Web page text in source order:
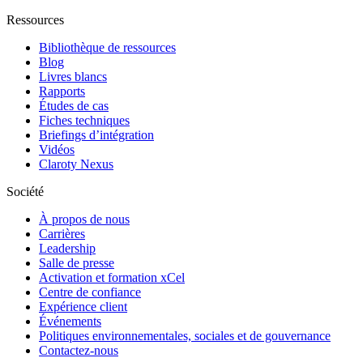
Ressources
Bibliothèque de ressources
Blog
Livres blancs
Rapports
Études de cas
Fiches techniques
Briefings d’intégration
Vidéos
Claroty Nexus
Société
À propos de nous
Carrières
Leadership
Salle de presse
Activation et formation xCel
Centre de confiance
Expérience client
Événements
Politiques environnementales, sociales et de gouvernance
Contactez-nous